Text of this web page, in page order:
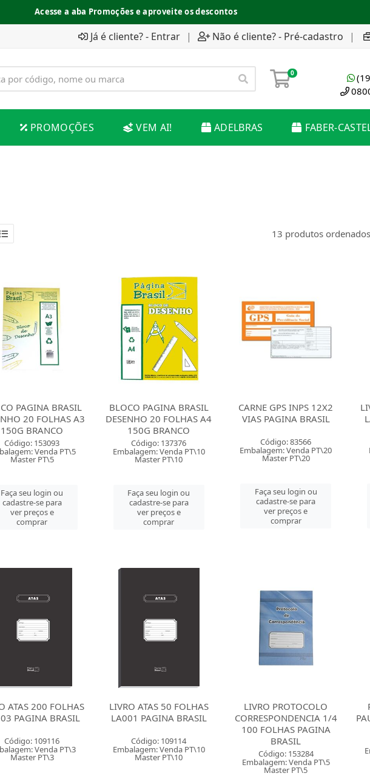
Acesse a aba Promoções e aproveite os descontos
Já é cliente? - Entrar | Não é cliente? - Pré-cadastro |
0
PROMOÇÕES VEM AI! ADELBRAS FABER-
13 produtos
PAGINA BRASIL
20 FOLHAS A3
150G BRANCO
Código: 153093
Venda PT\5
Master PT\5
Faça seu login ou
cadastre-se para
ver preços e
comprar
BLOCO PAGINA BRASIL
DESENHO 20 FOLHAS A4
150G BRANCO
Código: 137376
Embalagem: Venda PT\10
Master PT\10
Faça seu login ou
cadastre-se para
ver preços e
comprar
CARNE GPS INPS 12X2
VIAS PAGINA BRASIL
Código: 83566
Embalagem: Venda PT\20
Master PT\20
Faça seu login ou
cadastre-se para
ver preços e
comprar
ATAS 200 FOLHAS
PAGINA BRASIL
Código: 109116
Venda PT\3
Master PT\3
LIVRO ATAS 50 FOLHAS
LA001 PAGINA BRASIL
Código: 109114
Embalagem: Venda PT\10
Master PT\10
LIVRO PROTOCOLO
CORRESPONDENCIA 1/4
100 FOLHAS PAGINA
BRASIL
Código: 153284
Embalagem: Venda PT\5
Master PT\5